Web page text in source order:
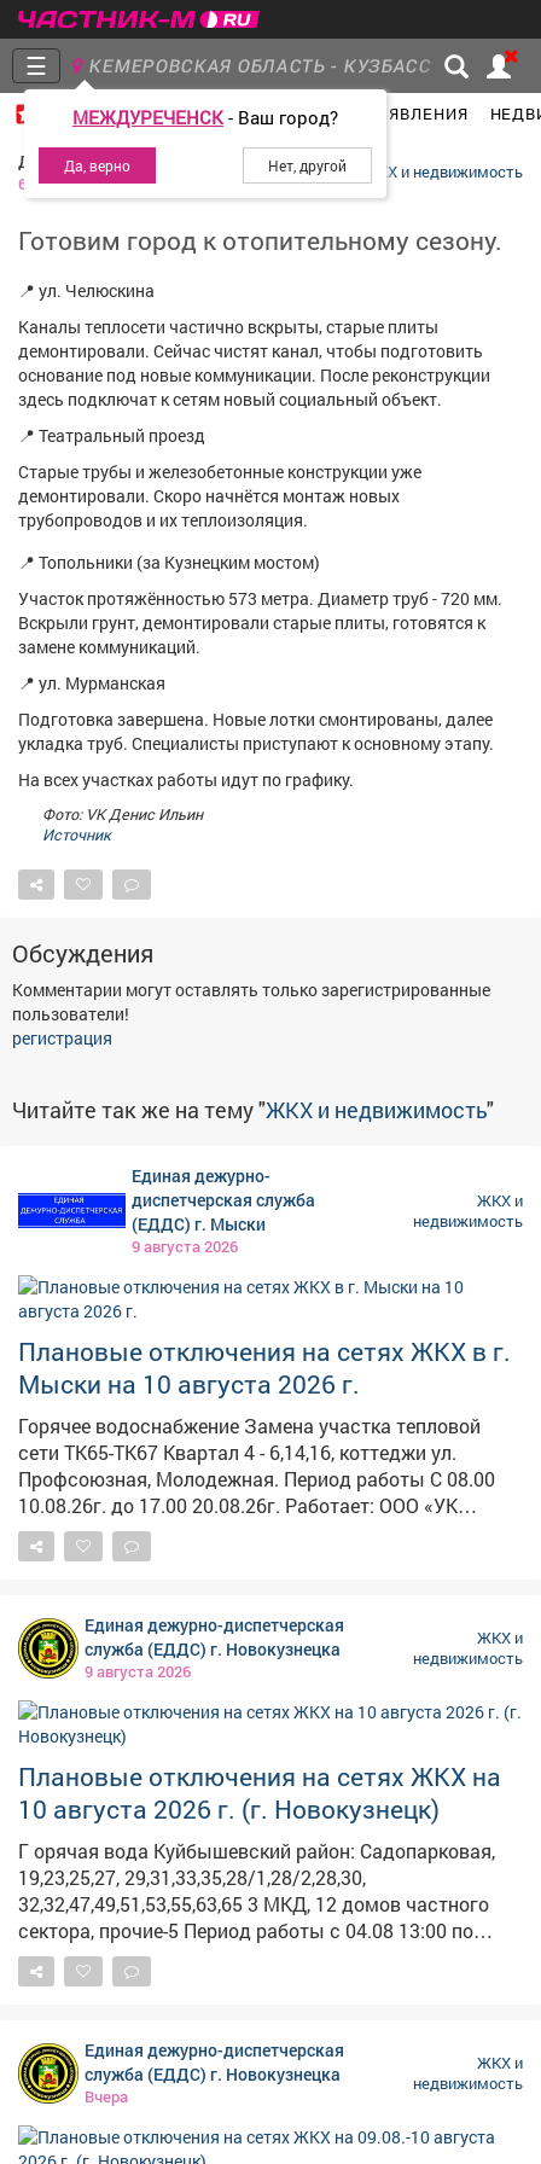
☰ КЕМЕРОВСКАЯ ОБЛАСТЬ - КУЗБАСС
МЕЖДУРЕЧЕНСК- Ваш город?
ГЛАВНАЯ ГРУППЫ НОВОСТИ ОБЪЯВЛЕНИЯ
Главная
Группы
Объявления
Афиша
Товары
ТВ программа
Денис Ильин
6 июля 2026
ЖКХ и недвижимость
Готовим город к отопительному сезону.
📍 ул. Челюскина
Каналы теплосети частично вскрыты, старые плиты
демонтировали. Сейчас чистят канал, чтобы подготовить
основание под новые коммуникации. После реконструкции
здесь подключат к сетям новый социальный объект.
📍 Театральный проезд
Старые трубы и железобетонные конструкции уже
демонтировали. Скоро начнётся монтаж новых
трубопроводов и их теплоизоляция.
📍 Топольники (за Кузнецким мостом)
Участок протяжённостью 573 метра. Диаметр труб - 720 мм.
Вскрыли грунт, демонтировали старые плиты, готовятся к
замене коммуникаций.
📍 ул. Мурманская
Подготовка завершена. Новые лотки смонтированы, далее
укладка труб. Специалисты приступают к основному этапу.
На всех участках работы идут по графику.
Фото: VK Денис Ильин
Источник
Обсуждения
Комментарии могут оставлять только зарегистрированные
пользователи!
регистрация
Читайте так же на тему "ЖКХ и недвижимость"
Единая дежурно-
диспетчерская служба
(ЕДДС) г. Мыски
9 августа 2026
ЖКХ и
недвижимость
Плановые отключения на сетях ЖКХ в г.
Мыски на 10 августа 2026 г.
Горячее водоснабжение Замена участка тепловой
сети ТК65-ТК67 Квартал 4 - 6,14,16, коттеджи ул.
Профсоюзная, Молодежная. Период работы С 08.00
10.08.26г. до 17.00 20.08.26г. Работает: ООО «УК
«ЖилКомплекс» Электроснабжение Установка опор. п.
Тутуяс Береговая 31 Болотная 1, 1А, 3а Центральная
Единая дежурно-диспетчерская
служба (ЕДДС) г. Новокузнецка
9 августа 2026
ЖКХ и
недвижимость
Плановые отключения на сетях ЖКХ на
10 августа 2026 г. (г. Новокузнецк)
Г орячая вода Куйбышевский район: Садопарковая,
19,23,25,27, 29,31,33,35,28/1,28/2,28,30,
32,32,47,49,51,53,55,63,65 3 МКД, 12 домов частного
сектора, прочие-5 Период работы с 04.08 13:00 по
18.08 17:00 Описание работ: Гидравлические
испытания т/сетей на прочность и плотность от
15а 1 МКД Период работы 11.08 с 10:00 по 16:00
Описание работ: Установка приборов учета Работает:
Период работы 10.08 с 09:00 по 17:00 Описание работ:
Единая дежурно-диспетчерская
служба (ЕДДС) г. Новокузнецка
Вчера
ЖКХ и
недвижимость